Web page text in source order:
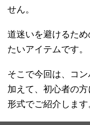
せん。
道迷いを避けるた
たいアイテムです。
そこで今回は、コ
加えて、初心者の
形式でご紹介します